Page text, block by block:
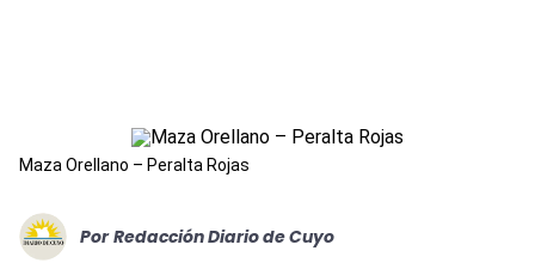
Maza Orellano – Peralta Rojas
Por Redacción Diario de Cuyo